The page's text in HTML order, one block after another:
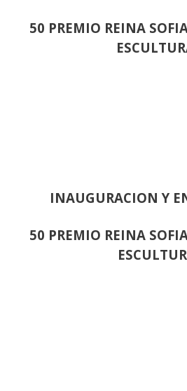
50 PREMIO REINA
INAUGURACION Y
50 PREMIO REINA